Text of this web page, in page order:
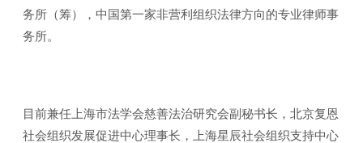
务所（筹），中国第一家非营利组织法律方向的专业律师事
务所。
目前兼任上海市法学会慈善法治研究会副秘书长，北京复恩
社会组织发展促进中心理事长，上海星辰社会组织支持中心